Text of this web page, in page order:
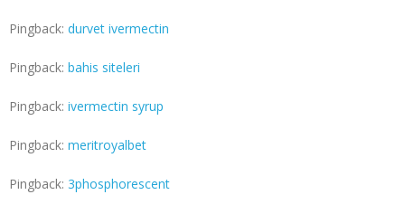
Pingback: durvet ivermectin
Pingback: bahis siteleri
Pingback: ivermectin syrup
Pingback: meritroyalbet
Pingback: 3phosphorescent